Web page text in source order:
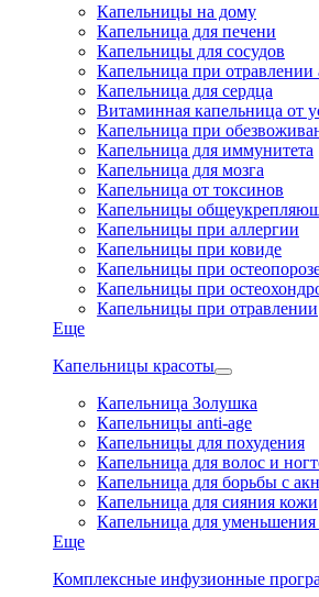
Капельницы на дому
Капельница для печени
Капельницы для сосудов
Капельница при отравлении
Капельница для сердца
Витаминная капельница от
Капельница при
Капельница для иммунитета
Капельница для мозга
Капельница от токсинов
Капельницы
Капельницы при аллергии
Капельницы при ковиде
Капельницы при
Капельницы при
Капельницы при отравлении
Еще
Капельницы красоты
Капельница Золушка
Капельницы anti-age
Капельницы для похудения
Капельница для волос и
Капельница для борьбы с
Капельница для сияния кожи
Капельница для уменьшения
Еще
Комплексные инфузионные